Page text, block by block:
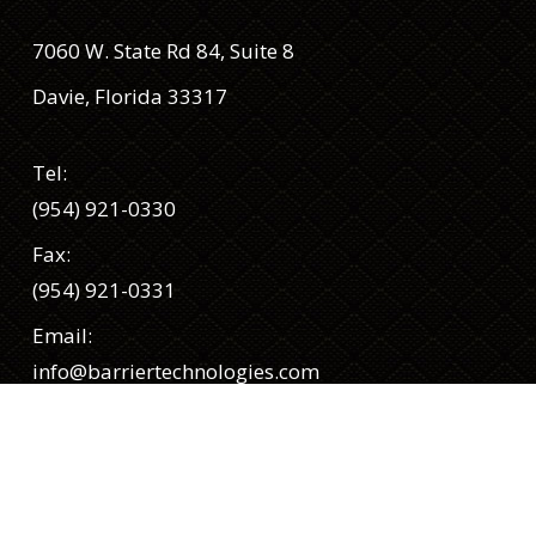
7060 W. State Rd 84, Suite 8
Davie, Florida 33317
Tel:
(954) 921-0330
Fax:
(954) 921-0331
Email:
info@barriertechnologies.com